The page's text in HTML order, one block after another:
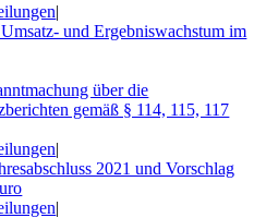
|
und Ergebniswachstum im
über die
gemäß § 114, 115, 117
|
2021 und Vorschlag
|